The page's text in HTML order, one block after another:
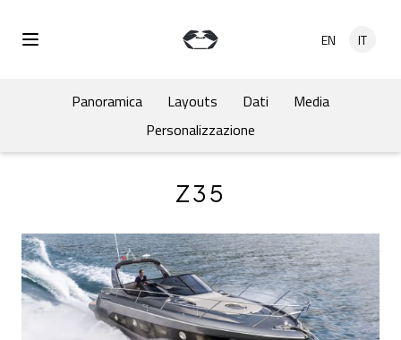
Open Menu
EN IT
Panoramica Layouts Dati
Media
Personalizzazione
Z35